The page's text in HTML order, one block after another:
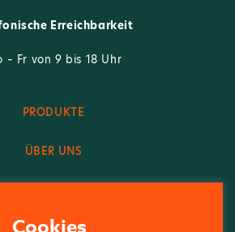
Erreichbarkeit
– Fr von 9 bis 18 Uhr
PRODUKTE
ÜBER UNS
KONTAKT